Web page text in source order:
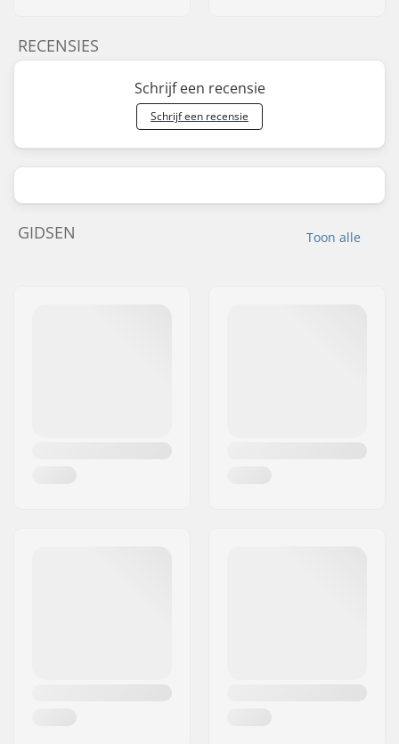
RECENSIES
Schrijf een recensie
Schrijf een recensie
Toon alle
GIDSEN